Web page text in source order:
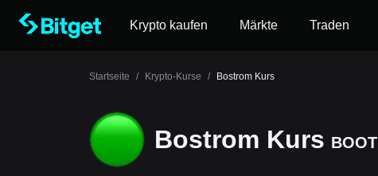
Krypto kaufen Märkte Traden
Startseite / Krypto-Kurse / Bostrom Kurs
Bostrom Kurs BOOT